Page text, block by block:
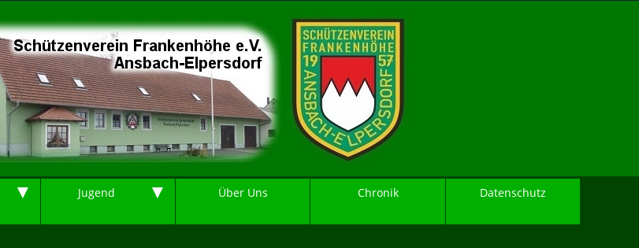
▼ Jugend ▼ Über Uns Chronik Datenschutz